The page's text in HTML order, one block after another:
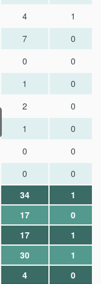
4
1
7
0
0
0
1
0
2
0
1
0
0
0
0
0
34
1
17
0
17
1
30
1
4
0